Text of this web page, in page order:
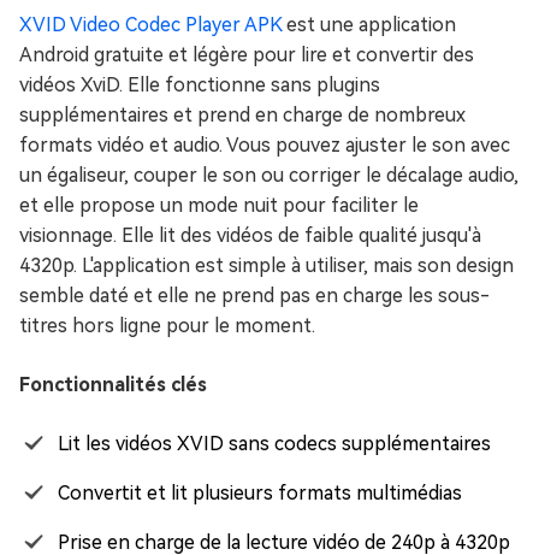
XVID Video Codec Player APKest une application
Android gratuite et légère pour lire et convertir des
vidéos XviD. Elle fonctionne sans plugins
supplémentaires et prend en charge de nombreux
formats vidéo et audio. Vous pouvez ajuster le son avec
un égaliseur, couper le son ou corriger le décalage audio,
et elle propose un mode nuit pour faciliter le
visionnage. Elle lit des vidéos de faible qualité jusqu'à
4320p. L'application est simple à utiliser, mais son design
semble daté et elle ne prend pas en charge les sous-
titres hors ligne pour le moment.
Fonctionnalités clés
Lit les vidéos XVID sans codecs supplémentaires
Convertit et lit plusieurs formats multimédias
Prise en charge de la lecture vidéo de 240p à 4320p